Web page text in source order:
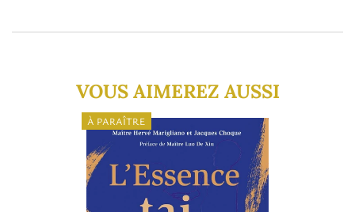
VOUS AIMEREZ AUSSI
À PARAÎTRE